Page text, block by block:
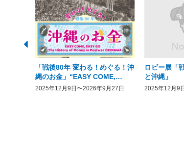
「戦後80年 変わる！めぐる！沖
縄のお金」“EASY COME,
EASY GO － The History of
2025年12月9日〜2026年9月27日
ロビー展「
と沖縄」
2025年12月9